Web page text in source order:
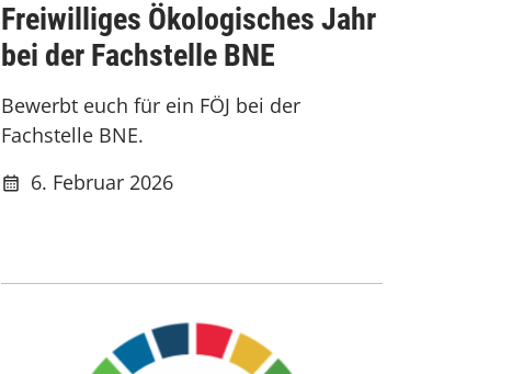
Freiwilliges Ökologisches Jahr
bei der Fachstelle BNE
6. Februar 2026
Bewerbt euch für ein FÖJ bei der
Fachstelle BNE.